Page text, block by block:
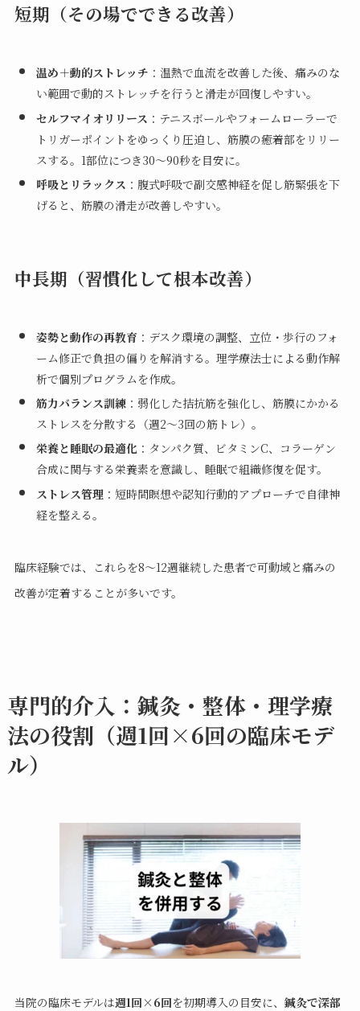
短期（その場でできる改善）
温め＋動的ストレッチ ：温熱で血流を改善した後、痛みのな
い範囲で動的ストレッチを行うと滑走が回復しやすい。
セルフマイオリリース ：テニスボールやフォームローラーで
トリガーポイントをゆっくり圧迫し、筋膜の癒着部をリリー
スする。1部位につき30〜90秒を目安に。
呼吸とリラックス ：腹式呼吸で副交感神経を促し筋緊張を下
げると、筋膜の滑走が改善しやすい。
中長期（習慣化して根本改善）
姿勢と動作の再教育：デスク環境の調整、立位・歩行のフォ
ーム修正で負担の偏りを解消する。理学療法士による動作解
析で個別プログラムを作成。
筋力バランス訓練：弱化した拮抗筋を強化し、筋膜にかかる
ストレスを分散する（週2〜3回の筋トレ）。
栄養と睡眠の最適化：タンパク質、ビタミンC、コラーゲン
合成に関与する栄養素を意識し、睡眠で組織修復を促す。
ストレス管理：短時間瞑想や認知行動的アプローチで自律神
経を整える。
臨床経験では、これらを8〜12週継続した患者で可動域と痛みの
改善が定着することが多いです。
専門的介入：鍼灸・整体・理学療
法の役割（週1回×6回の臨床モデ
ル）
当院の臨床モデルは週1回×6回を初期導入の目安に、 鍼灸で深部